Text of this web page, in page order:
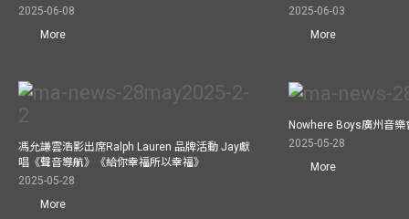
2025-06-08
More
2025-06-03
More
馮允謙雲浩影出席Ralph Lauren 品牌活動 Jay獻
唱《聲音導航》《給你幸福所以幸福》
2025-05-28
More
Nowhere Boys廣州音
2025-05-28
More